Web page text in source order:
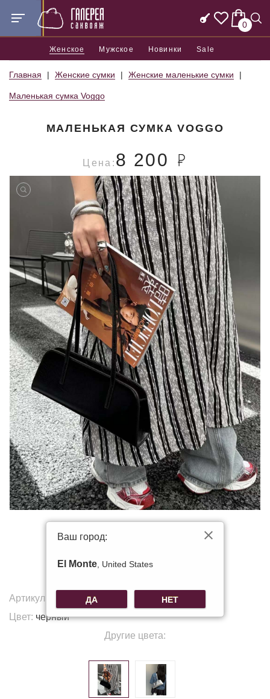
0
Женское Мужское Новинки Sale
Главная Женские сумки Женские маленькие сумки
Маленькая сумка Voggo
МАЛЕНЬКАЯ СУМКА VOGGO
Цена: 8 200
Артикул:
Цвет: черный
Другие цвета:
Ваш город:
El Monte , United States
ДА НЕТ